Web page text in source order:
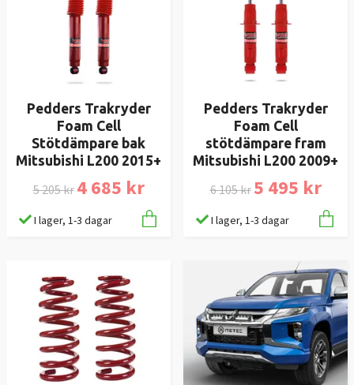
Pedders Trakryder
Foam Cell
Stötdämpare bak
Mitsubishi L200 2015+
5 205 kr 4 685 kr
I lager, 1-3 dagar
Pedders Trakryder
Foam Cell
stötdämpare fram
Mitsubishi L200 2009+
6 105 kr 5 495 kr
I lager, 1-3 dagar